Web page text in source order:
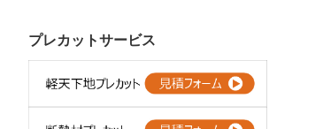
プレカットサービス